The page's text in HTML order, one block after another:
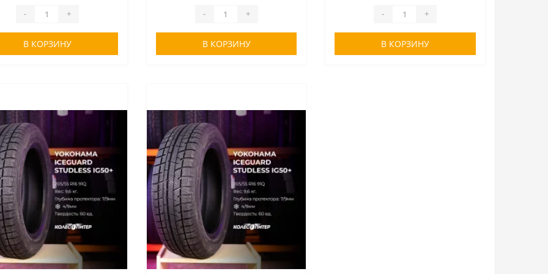
- +
В КОРЗИНУ
- +
В КОРЗИНУ
- +
В КОРЗИНУ